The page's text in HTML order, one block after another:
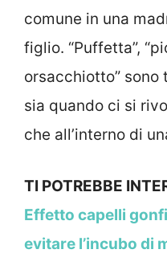
comune in una
figlio. “Puffetta”,
orsacchiotto”
sia quando ci si
che all’interno di
TI POTREBBE
Effetto capelli
evitare l’incubo di